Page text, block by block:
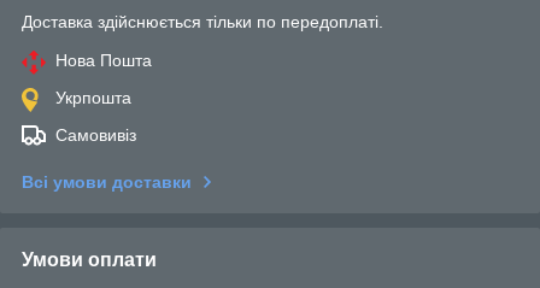
Доставка здійснюється тільки по передоплаті.
Нова Пошта
Укрпошта
Самовивіз
Всі умови доставки
Умови оплати